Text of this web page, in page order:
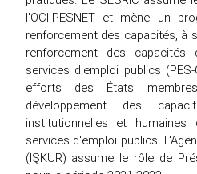
l'OCI-PESNET et mène un
renforcement des capacités, à
renforcement des
services d'emploi publics
efforts des États
développement des
institutionnelles et
services d'emploi publics.
(İŞKUR) assume le rôle de